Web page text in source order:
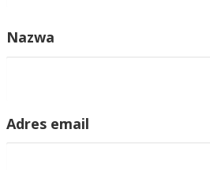
Nazwa
Adres email